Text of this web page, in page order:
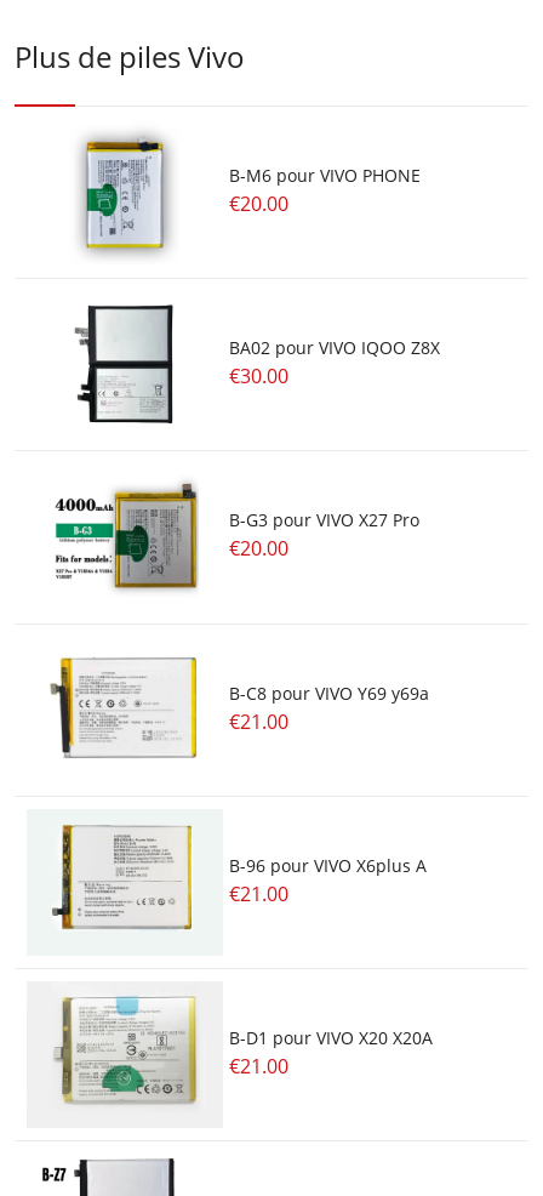
Plus de piles Vivo
B-M6 pour VIVO PHONE
€20.00
BA02 pour VIVO IQOO Z8X
€30.00
B-G3 pour VIVO X27 Pro
€20.00
B-C8 pour VIVO Y69 y69a
€21.00
B-96 pour VIVO X6plus A
€21.00
B-D1 pour VIVO X20 X20A
€21.00